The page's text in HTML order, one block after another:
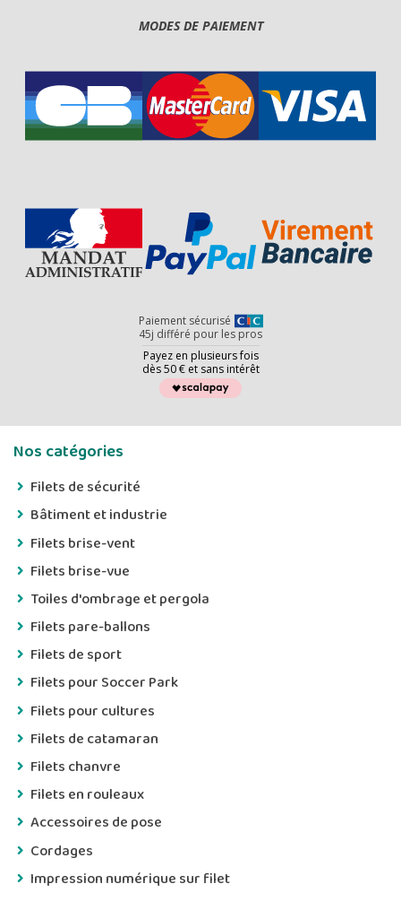
MODES DE PAIEMENT
Paiement sécurisé
45j différé pour les pros
Payez en plusieurs fois
dès 50 € et sans intérêt
Nos catégories
Filets de sécurité
Bâtiment et industrie
Filets brise-vent
Filets brise-vue
Toiles d'ombrage et pergola
Filets pare-ballons
Filets de sport
Filets pour Soccer Park
Filets pour cultures
Filets de catamaran
Filets chanvre
Filets en rouleaux
Accessoires de pose
Cordages
Impression numérique sur filet